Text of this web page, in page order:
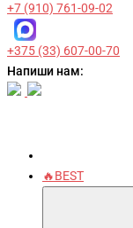
+7 (910) 761-09-02
+375 (33) 607-00-70
Напиши нам:
🔥BEST